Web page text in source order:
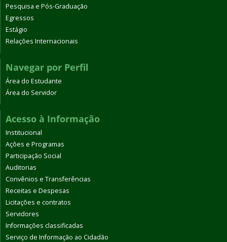
Pesquisa e Pós-Graduação
Egressos
Estágio
Relações Internacionais
Navegar por Perfil
Área do Estudante
Área do Servidor
Acesso à Informação
Institucional
Ações e Programas
Participação Social
Auditorias
Convênios e Transferências
Receitas e Despesas
Licitações e contratos
Servidores
Informações classificadas
Serviço de Informação ao Cidadão